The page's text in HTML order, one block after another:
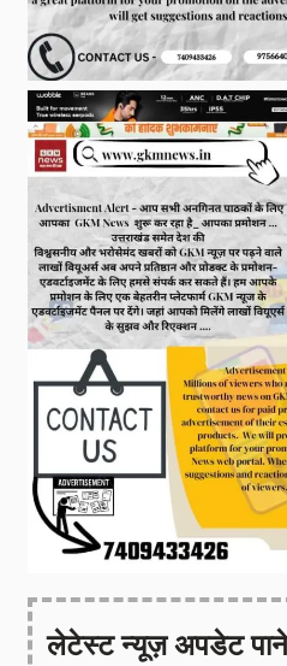
लेटेस्ट न्यूज़ अपडेट